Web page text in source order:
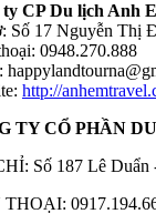
ty CP Du lịch Anh
Số 17 Nguyễn Thị
0948.270.888
http://
TY CỔ PHẦN
Số 187 Lê Duẩn